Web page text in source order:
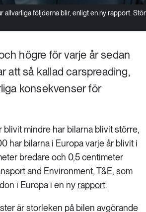
följderna blir, enligt en ny rapport.
högre för varje år sedan
att så kallad carspreading,
konsekvenser för
blivit mindre har bilarna blivit större,
har bilarna i Europa varje år blivit i
bredare och 0,5 centimeter
and Environment, T&E, som
i Europa i en ny rapport.
är storleken på bilen avgörande